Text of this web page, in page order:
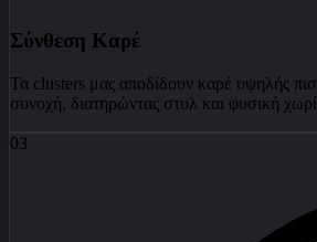
Σύνθεση Καρέ
Τα clusters μας αποδίδουν καρέ υψηλής
συνοχή, διατηρώντας στυλ και φυσική
03